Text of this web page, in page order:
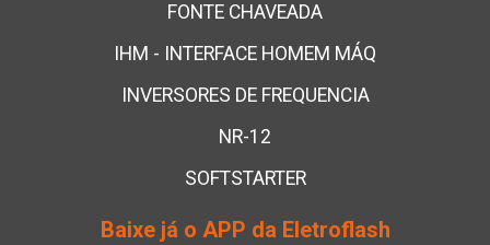
FONTE CHAVEADA
IHM - INTERFACE HOMEM MÁQ
INVERSORES DE FREQUENCIA
NR-12
SOFTSTARTER
Baixe já o APP da Eletroflash